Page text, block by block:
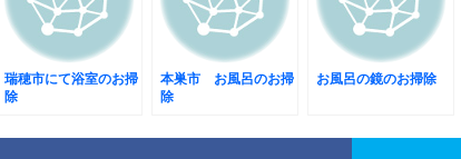
瑞穂市にて浴室のお掃
除
本巣市 お風呂のお掃
除
お風呂の鏡のお掃除